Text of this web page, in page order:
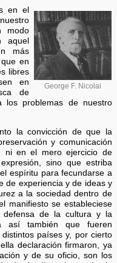
George F. Nicolai
en el
modo
aquel
más
en
libres
en
de
los problemas de nuestro
la convicción de que la
y comunicación
ni en el mero ejercicio de
sino que estriba
espíritu para fecundarse a
de experiencia y de ideas y
a la sociedad dentro de
manifiesto se estableciese
defensa de la cultura y la
así también que fueren
países y, por cierto
declaración firmaron, ya
y de su oficio, son los